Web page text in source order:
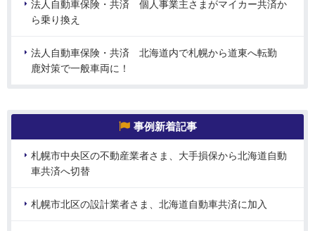
法人自動車保険・共済 個人事業主さまがマイカー共済か
ら乗り換え
法人自動車保険・共済 北海道内で札幌から道東へ転勤
鹿対策で一般車両に！
事例新着記事
札幌市中央区の不動産業者さま、大手損保から北海道自動
車共済へ切替
札幌市北区の設計業者さま、北海道自動車共済に加入